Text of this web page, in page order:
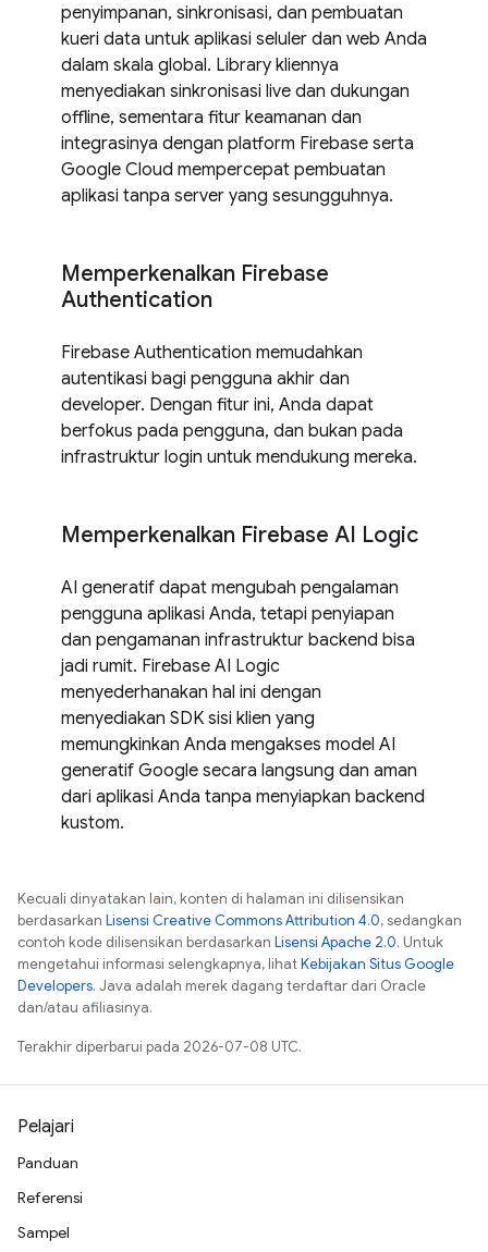
penyimpanan, sinkronisasi, dan pembuatan
kueri data untuk aplikasi seluler dan web Anda
dalam skala global. Library kliennya
menyediakan sinkronisasi live dan dukungan
offline, sementara fitur keamanan dan
integrasinya dengan platform Firebase serta
Google Cloud mempercepat pembuatan
aplikasi tanpa server yang sesungguhnya.
Memperkenalkan Firebase
Authentication
Firebase Authentication memudahkan
autentikasi bagi pengguna akhir dan
developer. Dengan fitur ini, Anda dapat
berfokus pada pengguna, dan bukan pada
infrastruktur login untuk mendukung mereka.
Memperkenalkan Firebase AI Logic
AI generatif dapat mengubah pengalaman
pengguna aplikasi Anda, tetapi penyiapan
dan pengamanan infrastruktur backend bisa
jadi rumit. Firebase AI Logic
menyederhanakan hal ini dengan
menyediakan SDK sisi klien yang
memungkinkan Anda mengakses model AI
generatif Google secara langsung dan aman
dari aplikasi Anda tanpa menyiapkan backend
kustom.
Kecuali dinyatakan lain, konten di halaman ini dilisensikan
berdasarkan Lisensi Creative Commons Attribution 4.0, sedangkan
contoh kode dilisensikan berdasarkan Lisensi Apache 2.0. Untuk
mengetahui informasi selengkapnya, lihatKebijakan Situs Google
Developers. Java adalah merek dagang terdaftar dari Oracle
dan/atau afiliasinya.
Terakhir diperbarui pada 2026-07-08 UTC.
Pelajari
Panduan
Referensi
Sampel